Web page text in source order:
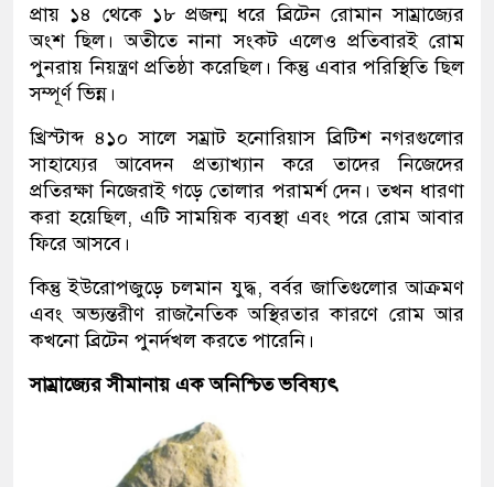
প্রায় ১৪ থেকে ১৮ প্রজন্ম ধরে ব্রিটেন রোমান সাম্রাজ্যের
অংশ ছিল। অতীতে নানা সংকট এলেও প্রতিবারই রোম
পুনরায় নিয়ন্ত্রণ প্রতিষ্ঠা করেছিল। কিন্তু এবার পরিস্থিতি ছিল
সম্পূর্ণ ভিন্ন।
খ্রিস্টাব্দ ৪১০ সালে সম্রাট হনোরিয়াস ব্রিটিশ নগরগুলোর
সাহায্যের আবেদন প্রত্যাখ্যান করে তাদের নিজেদের
প্রতিরক্ষা নিজেরাই গড়ে তোলার পরামর্শ দেন। তখন ধারণা
করা হয়েছিল, এটি সাময়িক ব্যবস্থা এবং পরে রোম আবার
ফিরে আসবে।
কিন্তু ইউরোপজুড়ে চলমান যুদ্ধ, বর্বর জাতিগুলোর আক্রমণ
এবং অভ্যন্তরীণ রাজনৈতিক অস্থিরতার কারণে রোম আর
কখনো ব্রিটেন পুনর্দখল করতে পারেনি।
সাম্রাজ্যের সীমানায় এক অনিশ্চিত ভবিষ্যৎ